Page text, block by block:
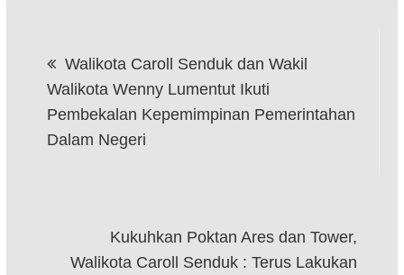
pos
Walikota Caroll Senduk dan Wakil
Walikota Wenny Lumentut Ikuti
Pembekalan Kepemimpinan Pemerintahan
Dalam Negeri
Kukuhkan Poktan Ares dan Tower,
Walikota Caroll Senduk : Terus Lakukan